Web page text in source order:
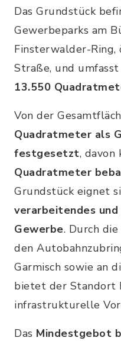
Das Grundstück
Gewerbeparks am
Finsterwalder-
Straße, und
13.550
Von der
Quadratmeter als
festgesetzt, davon
Quadratmeter
Grundstück eignet
verarbeitendes
Gewerbe. Durch
den
Garmisch sowie an
bietet der Standort
infrastrukturelle
Das Mindestgebot